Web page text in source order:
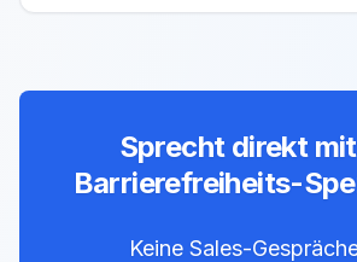
Sprecht direkt
Barrierefreiheits-
Keine Sales-